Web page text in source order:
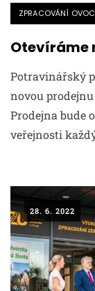
ZPRACOVÁNÍ
Otevíráme
Potravinářský
novou
Prodejna bude
veřejnosti
28. 6. 2022